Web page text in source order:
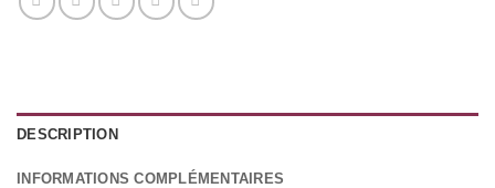
DESCRIPTION
INFORMATIONS COMPLÉMENTAIRES